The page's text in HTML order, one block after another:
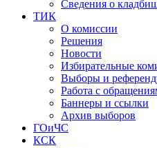
Сведения о
ТИК
О комиссии
Решения
Новости
Избирательные
Выборы и
Работа с
Баннеры и ссылки
Архив выборов
ГОиЧС
КСК